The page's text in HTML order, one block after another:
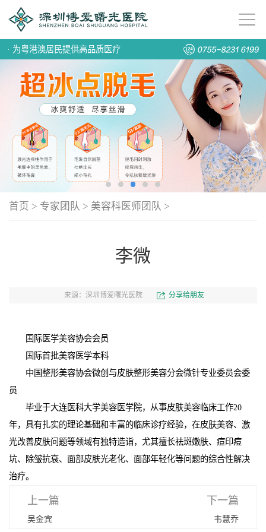
· 为粤港澳居民提供高品质医疗
首页 > 专家团队 > 美容科医师团队 >
李微
来源：深圳博爱曙光医院 分享给朋友
国际医学美容协会会员
国际首批美容医学本科
中国整形美容协会微创与皮肤整形美容分会微针专业委员会委
员
毕业于大连医科大学美容医学院，从事皮肤美容临床工作20
年，具有扎实的理论基础和丰富的临床诊疗经验，在皮肤美容、激
光改善皮肤问题等领域有独特造诣，尤其擅长祛斑嫩肤、痘印痘
坑、除皱抗衰、面部皮肤光老化、面部年轻化等问题的综合性解决
治疗。
上一篇
吴金宾
下一篇
韦慧乔